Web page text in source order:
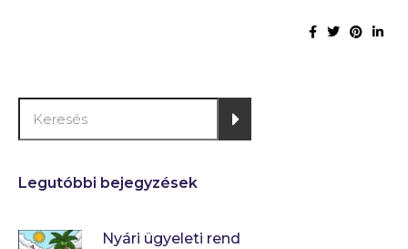
Legutóbbi bejegyzések
Nyári ügyeleti rend